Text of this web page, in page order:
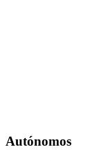
Autónomos